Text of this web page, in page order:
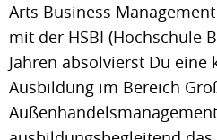
Arts Business
mit der HSBI (Hochschule
Jahren absolvierst Du eine
Ausbildung im Bereich